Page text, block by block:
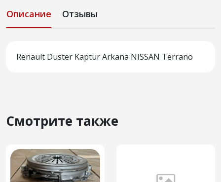
Описание Отзывы
Renault Duster Kaptur Arkana NISSAN Terrano
Смотрите также